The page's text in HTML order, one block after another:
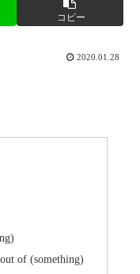
コピー
2020.01.28
of (something)